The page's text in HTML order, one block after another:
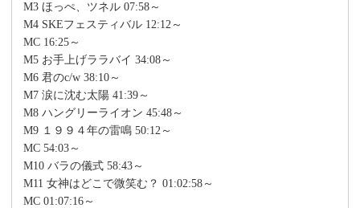
M3 ほっぺ、ツネル 07:58～
M4 SKEフェスティバル 12:12～
MC 16:25～
M5 お手上げララバイ 34:08～
M6 君のc/w 38:10～
M7 涙に沈む太陽 41:39～
M8 ハングリーライオン 45:48～
M9 １９９４年の雷鳴 50:12～
MC 54:03～
M10 バラの儀式 58:43～
M11 女神はどこで微笑む？ 01:02:58～
MC 01:07:16～